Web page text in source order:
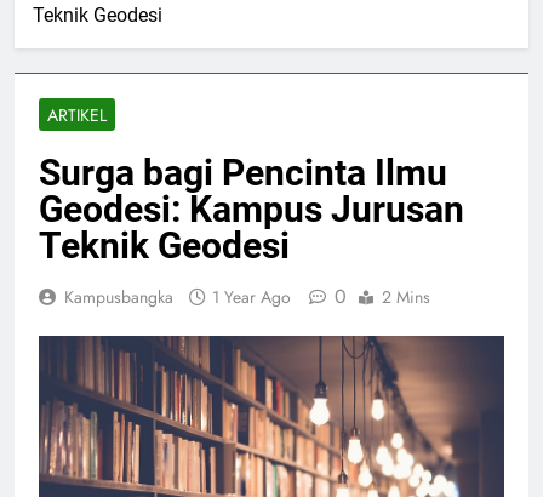
Teknik Geodesi
ARTIKEL
Surga bagi Pencinta Ilmu
Geodesi: Kampus Jurusan
Teknik Geodesi
Kampusbangka 1 Year Ago 0 2 Mins